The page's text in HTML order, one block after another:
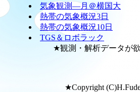
気象観測―月＠横国大
熱帯の気象概況3日
熱帯の気象概況10日
TGS＆ロボラック
★観測・解析データが欲し
★Copyright